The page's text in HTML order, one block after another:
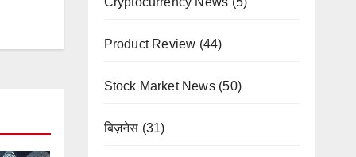
Product Review (44)
Stock Market News(50)
बिज़नेस (31)